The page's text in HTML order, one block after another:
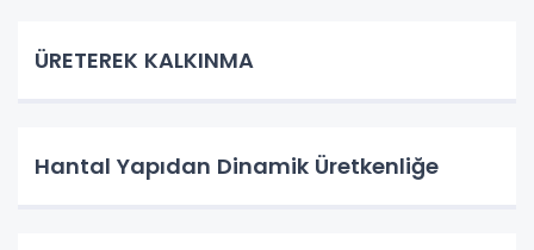
ÜRETEREK KALKINMA
Hantal Yapıdan Dinamik Üretkenliğe